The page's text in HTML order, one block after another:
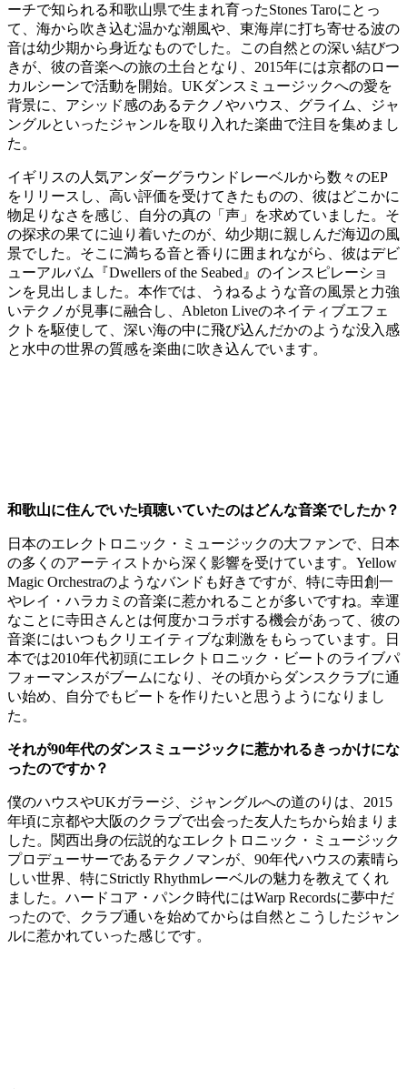
ーチで知られる和歌山県で生まれ育ったStones Taroにとっ
て、海から吹き込む温かな潮風や、東海岸に打ち寄せる波の
音は幼少期から身近なものでした。この自然との深い結びつ
きが、彼の音楽への旅の土台となり、2015年には京都のロー
カルシーンで活動を開始。UKダンスミュージックへの愛を
背景に、アシッド感のあるテクノやハウス、グライム、ジャ
ングルといったジャンルを取り入れた楽曲で注目を集めまし
た。
イギリスの人気アンダーグラウンドレーベルから数々のEP
をリリースし、高い評価を受けてきたものの、彼はどこかに
物足りなさを感じ、自分の真の「声」を求めていました。そ
の探求の果てに辿り着いたのが、幼少期に親しんだ海辺の風
景でした。そこに満ちる音と香りに囲まれながら、彼はデビ
ューアルバム『Dwellers of the Seabed』のインスピレーショ
ンを見出しました。本作では、うねるような音の風景と力強
いテクノが見事に融合し、Ableton Liveのネイティブエフェ
クトを駆使して、深い海の中に飛び込んだかのような没入感
と水中の世界の質感を楽曲に吹き込んでいます。
和歌山に住んでいた頃聴いていたのはどんな音楽でしたか？
日本のエレクトロニック・ミュージックの大ファンで、日本
の多くのアーティストから深く影響を受けています。Yellow
Magic Orchestraのようなバンドも好きですが、特に寺田創一
やレイ・ハラカミの音楽に惹かれることが多いですね。幸運
なことに寺田さんとは何度かコラボする機会があって、彼の
音楽にはいつもクリエイティブな刺激をもらっています。日
本では2010年代初頭にエレクトロニック・ビートのライブパ
フォーマンスがブームになり、その頃からダンスクラブに通
い始め、自分でもビートを作りたいと思うようになりまし
た。
それが90年代のダンスミュージックに惹かれるきっかけにな
ったのですか？
僕のハウスやUKガラージ、ジャングルへの道のりは、2015
年頃に京都や大阪のクラブで出会った友人たちから始まりま
した。関西出身の伝説的なエレクトロニック・ミュージック
プロデューサーであるテクノマンが、90年代ハウスの素晴ら
しい世界、特にStrictly Rhythmレーベルの魅力を教えてくれ
ました。ハードコア・パンク時代にはWarp Recordsに夢中だ
ったので、クラブ通いを始めてからは自然とこうしたジャン
ルに惹かれていった感じです。